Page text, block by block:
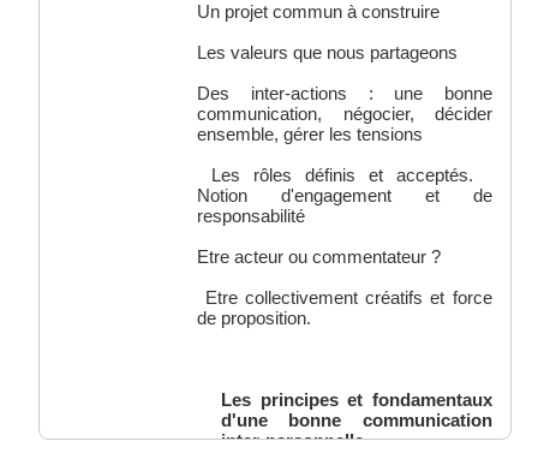
Un projet commun à construire
Les valeurs que nous partageons
Des inter-actions : une bonne
communication, négocier, décider
ensemble, gérer les tensions
Les rôles définis et acceptés.
Notion d'engagement et de
responsabilité
Etre acteur ou commentateur ?
Etre collectivement créatifs et force
de proposition.
Les principes et fondamentaux
d'une bonne communication
inter-personnelle